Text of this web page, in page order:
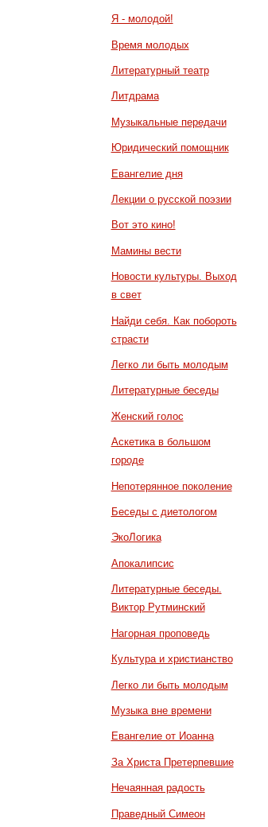
Я - молодой!
Время молодых
Литературный театр
Литдрама
Музыкальные передачи
Юридический помощник
Евангелие дня
Лекции о русской поэзии
Вот это кино!
Мамины вести
Новости культуры. Выход
в свет
Найди себя. Как побороть
страсти
Легко ли быть молодым
Литературные беседы
Женский голос
Аскетика в большом
городе
Непотерянное поколение
Беседы с диетологом
ЭкоЛогика
Апокалипсис
Литературные беседы.
Виктор Рутминский
Нагорная проповедь
Культура и христианство
Легко ли быть молодым
Музыка вне времени
Евангелие от Иоанна
За Христа Претерпевшие
Нечаянная радость
Праведный Симеон